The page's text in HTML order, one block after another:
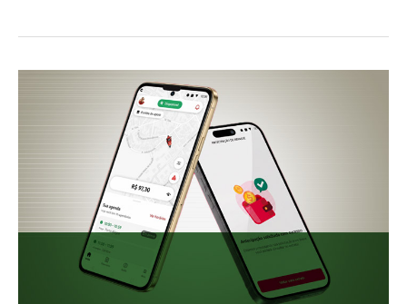
entregadores